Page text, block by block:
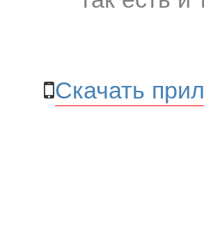
Скачать